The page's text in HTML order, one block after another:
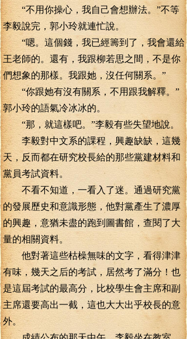
“不用你操心，我自己會想辦法。”不等
李毅說完，郭小玲就連忙說。
“嗯。這個錢，我已經籌到了，我會還給
王老師的。還有，我跟柳若思之間，不是你
們想象的那樣。我跟她，沒任何關系。”
“你跟她有沒有關系，不用跟我解釋。”
郭小玲的語氣冷冰冰的。
“那，就這樣吧。”李毅有些失望地說。
李毅對中文系的課程，興趣缺缺，這幾
天，反而都在研究校長給的那些黨建材料和
黨員考試資料。
不看不知道，一看入了迷。通過研究黨
的發展歷史和意識形態，他對黨產生了濃厚
的興趣，意猶未盡的跑到圖書館，查閱了大
量的相關資料。
他對著這些枯橾無味的文字，看得津津
有味，幾天之后的考試，居然考了滿分！也
是這屆考試的最高分，比校學生會主席和副
主席還要高出一截，這也大大出乎校長的意
外。